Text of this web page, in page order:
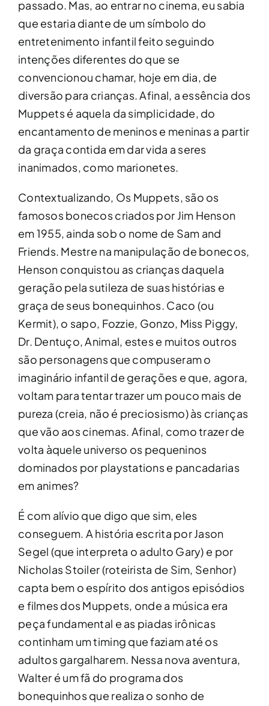
passado. Mas, ao entrar no cinema, eu sabia
que estaria diante de um símbolo do
entretenimento infantil feito seguindo
intenções diferentes do que se
convencionou chamar, hoje em dia, de
diversão para crianças. Afinal, a essência dos
Muppets é aquela da simplicidade, do
encantamento de meninos e meninas a partir
da graça contida em dar vida a seres
inanimados, como marionetes.
Contextualizando, Os Muppets, são os
famosos bonecos criados por Jim Henson
em 1955, ainda sob o nome de Sam and
Friends. Mestre na manipulação de bonecos,
Henson conquistou as crianças daquela
geração pela sutileza de suas histórias e
graça de seus bonequinhos. Caco (ou
Kermit), o sapo, Fozzie, Gonzo, Miss Piggy,
Dr. Dentuço, Animal, estes e muitos outros
são personagens que compuseram o
imaginário infantil de gerações e que, agora,
voltam para tentar trazer um pouco mais de
pureza (creia, não é preciosismo) às crianças
que vão aos cinemas. Afinal, como trazer de
volta àquele universo os pequeninos
dominados por playstations e pancadarias
em animes?
É com alívio que digo que sim, eles
conseguem. A história escrita por Jason
Segel (que interpreta o adulto Gary) e por
Nicholas Stoiler (roteirista de Sim, Senhor)
capta bem o espírito dos antigos episódios
e filmes dos Muppets, onde a música era
peça fundamental e as piadas irônicas
continham um timing que faziam até os
adultos gargalharem. Nessa nova aventura,
Walter é um fã do programa dos
bonequinhos que realiza o sonho de